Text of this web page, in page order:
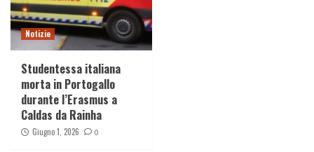
Notizie
Studentessa italiana
morta in Portogallo
durante l’Erasmus a
Caldas da Rainha
Giugno 1, 2026 0